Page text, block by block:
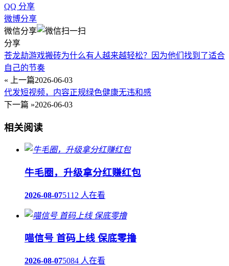
QQ 分享
微博分享
微信分享
分享
苍龙劫游戏搬砖为什么有人越来越轻松？因为他们找到了适合
自己的节奏
« 上一篇2026-06-03
代发短视频，内容正规绿色健康无违和感
下一篇 »2026-06-03
相关阅读
牛毛圈，升级拿分红赚红包
2026-08-075112 人在看
喵信号 首码上线 保底零撸
2026-08-075084 人在看